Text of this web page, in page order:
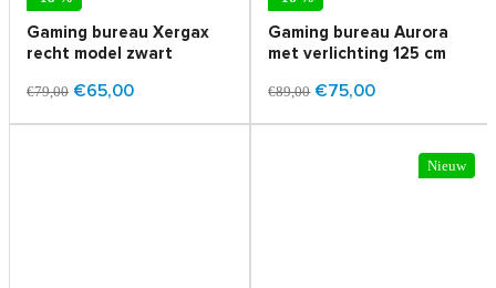
Gaming bureau Xergax
recht model zwart
€79,00 €65,00
Gaming bureau Aurora
met verlichting 125 cm
€89,00 €75,00
Nieuw